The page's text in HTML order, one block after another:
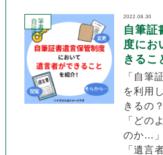
自筆
証書
遺言
2022.08.30
自筆証
度にお
きるこ
「自筆
を利用
きるの？
「どの
のか…」
「遺言